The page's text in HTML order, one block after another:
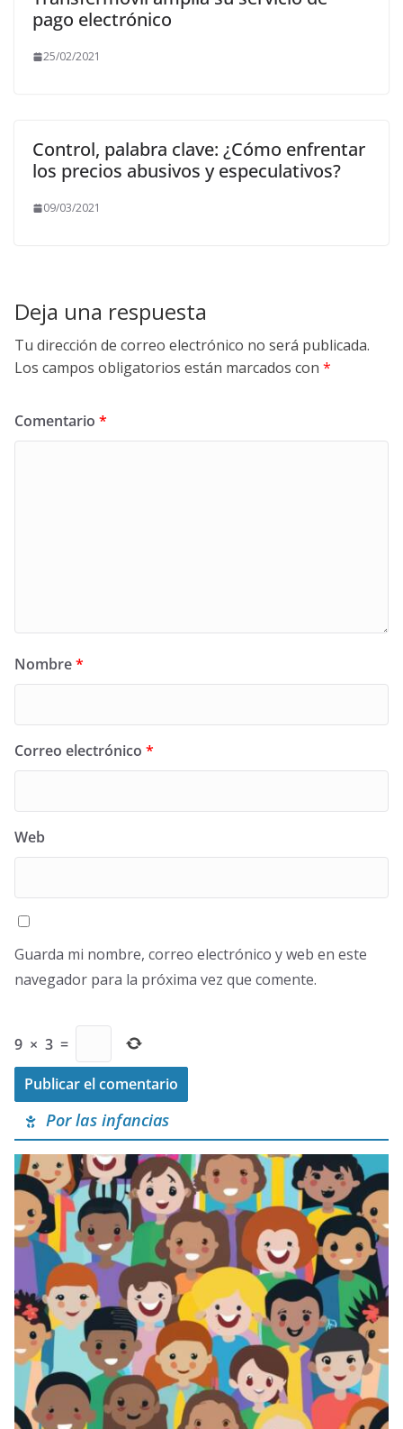
pago electrónico
25/02/2021
Control, palabra clave: ¿Cómo enfrentar
los precios abusivos y especulativos?
09/03/2021
Deja una respuesta
Tu dirección de correo electrónico no será publicada.
Los campos obligatorios están marcados con *
Comentario *
Nombre*
Correo electrónico *
Web
Guarda mi nombre, correo electrónico y web en este
navegador para la próxima vez que comente.
9 × 3 =
Por las infancias